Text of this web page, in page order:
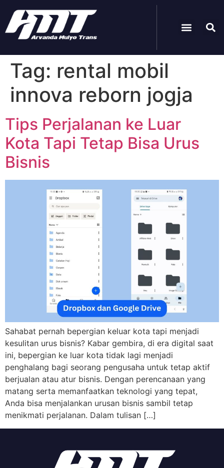
Tag: rental mobil
innova reborn jogja
Tips Perjalanan ke Luar
Kota Tapi Tetap Bisa Urus
Bisnis
Sahabat pernah bepergian keluar kota tapi menjadi
kesulitan urus bisnis? Kabar gembira, di era digital saat
ini, bepergian ke luar kota tidak lagi menjadi
penghalang bagi seorang pengusaha untuk tetap aktif
berjualan atau atur bisnis. Dengan perencanaan yang
matang serta memanfaatkan teknologi yang tepat,
Anda bisa menjalankan urusan bisnis sambil tetap
menikmati perjalanan. Dalam tulisan […]